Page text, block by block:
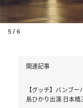
5 / 6
関連記事
【グッチ】バンブ
島ひかり出演 日本橋